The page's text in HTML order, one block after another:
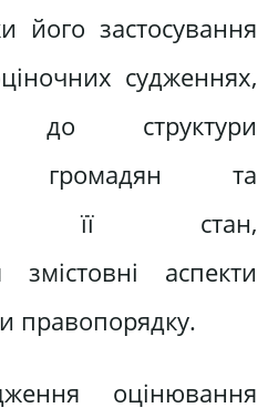
його застосування
судженнях,
до структури
громадян та
її стан,
змістовні аспекти
правопорядку.
оцінювання